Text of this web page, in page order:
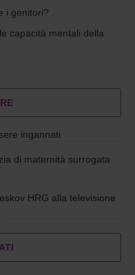
i genitori?
capacità mentali della
ingannati
di maternità surrogata
HRG alla televisione